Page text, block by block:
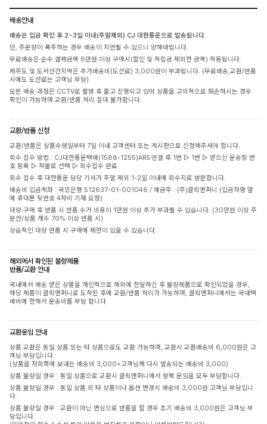
배송안내
배송은 입금 확인 후 2~3일 이내(주말제외) CJ 대한통운으로 발송됩니다.
단, 주문량이 폭주하는 경우 배송이 지연될 수 있으니 양해바랍니다.
무료배송은 순수 결제금액 6만원 이상 구매시(할인 및 적립금 제외한 금액) 적용됩니다.
제주도 및 도서산간지역은 추가배송비(도선료) 3,000원이 부과됩니다. (무료배송,교환/반품
시에도 도선료는 고객님 부담)
모든 배송 과정은 CCTV로 촬영 후 출고 진행되고 있어 상품을 고의적으로 훼손하시는 경우
확인이 가능하며 교환/반품 처리 절대 불가합니다.
교환/반품 신청
교환/반품은 상품수령일부터 7일 이내 고객센터 또는 게시판으로 신청해주셔야 합니다.
회수 접수 방법 : CJ대한통운택배(1588-1255)ARS 연결 후 1번 ▷ 1번 ▷ 받으신 운송장 번
호 등록 ▷ 착불로 선택 ▷ 회수접수 완료
회수 접수 후 대한통운 담당 기사가 주말 제외 1-2일 이내에 회수지로 방문합니다.
배송비 입금계좌 : 국민은행 512637-01-001048 / 예금주 : (주)클릭앤퍼니 (입금자명 옆
에 휴대폰 뒷번호 4자리 기재 요청)
대량 구매 후 반품 시 반품 수거 비용이 1만원 이상 추가 부과될 수 있습니다. (30만원 이상 주
문건/상품 개수 70% 이상 반품 시)
상습적인 대량 반품 시 구매에 제한이 있을 수 있습니다.
해외에서 확인된 불량제품
반품/교환 안내
국내에서 배송 받은 상품을 개인적으로 해외에 전달하신 후 불량제품으로 확인되었을 경우,
해당 제품이 클릭앤퍼니로 도착된 후에 교환/반품 처리가 가능하며, 클릭앤퍼니에서는 국내택
배비에 한해서 운송비를 부담 합니다
교환운임 안내
상품 교환은 동일 상품 또는 타 상품으로도 교환 가능하며, 교환시 교환배송비 6,000원은 고
객님 부담입니다.
(상품을 저희쪽에 보내는 배송비 3,000+고객님께 다시 발송되는 배송비 3,000)
상품 불량일 경우 : 동일 상품으로 교환시 클릭앤퍼니에서 왕복 운임을 모두 부담합니다.
상품 불량일 경우 : 동일 상품 외 타 상품이나 옵션 변경시 배송비 3,000원 고객님 부담입니
다.
상품 불량일 경우 : 교환이 아닌 변심으로 반품을 할 경우 초기 배송비 3,000원은 고객님 부
담입니다.